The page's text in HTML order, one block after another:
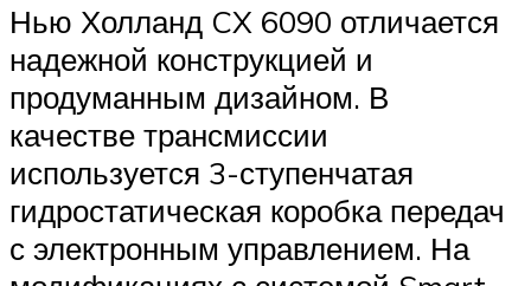
Нью Холланд CX 6090 отличается
надежной конструкцией и
продуманным дизайном. В
качестве трансмиссии
используется 3-ступенчатая
гидростатическая коробка передач
с электронным управлением. На